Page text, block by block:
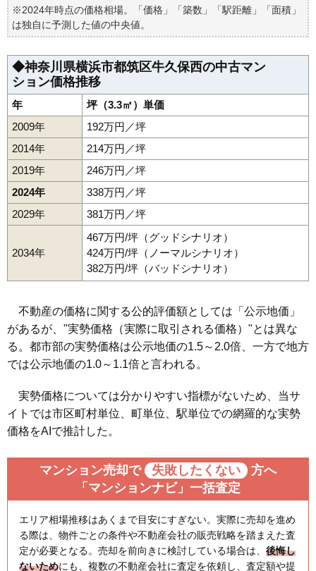
※2024年時点の価格相場。「価格」「築数」「駅距離」「面積」
は独自に予測した値の中央値。
◆神奈川県横浜市都筑区牛久保西の中古マン
ション価格推移
年
坪（3.3㎡）単価
2009年
192万円／坪
2014年
214万円／坪
2019年
246万円／坪
2024年
338万円／坪
2029年
381万円／坪
2034年
467万円/坪（グッドシナリオ）
424万円/坪（ノーマルシナリオ）
382万円/坪（バッドシナリオ）
不動産の価格に関する公的評価額としては「公示地価」
があるが、"実勢価格（実際に取引される価格）"とは異な
る。都市部の実勢価格は公示地価の1.5～2.0倍、一方で地方
では公示地価の1.0～1.1倍と言われる。
実勢価格については分かりやすい指標がないため、当サ
イトでは市区町村単位、町単位、駅単位での網羅的な実勢
価格をAIで推計した。
マンション売却で 失敗したくない
方へ
「マンションナビ」一括査定
エリア相場推移はあくまで目安にすぎない。実際に売却を進め
る際は、物件ごとの条件や不動産会社の販売戦略を踏まえた査
定が必要となる。売却を前向きに検討している場合は、 後悔し
ないためにも、複数の不動産会社に査定を依頼し、査定額や提